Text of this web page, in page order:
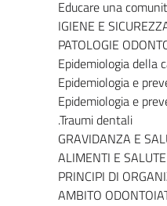
Educare una
IGIENE E
PATOLOGIE
Epidemiologia della
Epidemiologia e
Epidemiologia e
.Traumi dentali
GRAVIDANZA E
ALIMENTI E SALUTE
PRINCIPI DI
AMBITO